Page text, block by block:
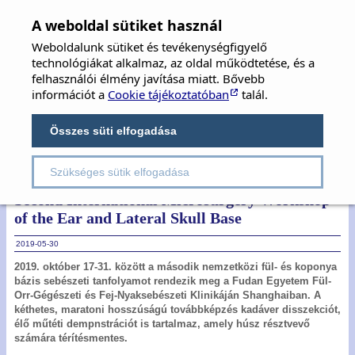
MFOE
MAGYAR FÜL-, ORR-, GÉGE ÉS FEJ-,
NYAKSEBÉSZ ORVOSOK EGYESÜLETE
Hungarian Society of Oto-Rhino-Laryngology,
Head & Neck Surgery
Rovatok: Hírek Ösztöndíjak, pályázatok
of the Ear and Lateral Skull Base
2019-05-30
2019. október 17-31. között a második nemzetközi fül- és koponya
bázis sebészeti tanfolyamot rendezik meg a Fudan Egyetem Fül-
Orr-Gégészeti és Fej-Nyaksebészeti Klinikáján Shanghaiban. A
kéthetes, maratoni hosszúságú továbbképzés kadáver disszekciót,
élő műtéti dempnstrációt is tartalmaz, amely húsz résztvevő
számára térítésmentes.
A weboldal sütiket használ
Weboldalunk sütiket és tevékenységfigyelő
technológiákat alkalmaz, az oldal működtetése, és a
felhasználói élmény javítása miatt. Bővebb
információt a Cookie tájékoztatóban talál.
Összes süti elfogadása
Szükséges sütik elfogadása